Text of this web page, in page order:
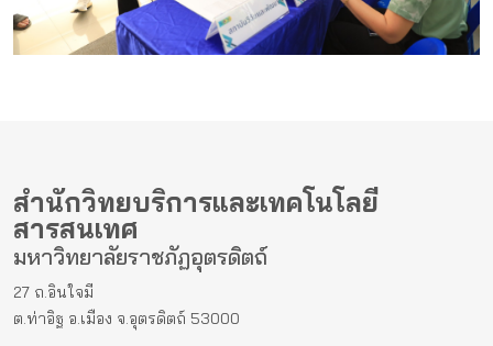
สำนักวิทยบริการและเทคโนโลยี
สารสนเทศ
มหาวิทยาลัยราชภัฏอุตรดิตถ์
27 ถ.อินใจมี
ต.ท่าอิฐ อ.เมือง จ.อุตรดิตถ์ 53000